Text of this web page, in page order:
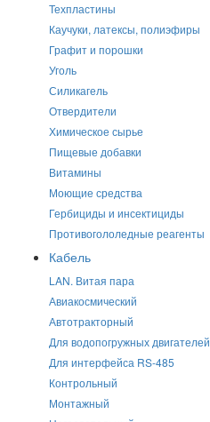
Техпластины
Каучуки, латексы, полиэфиры
Графит и порошки
Уголь
Силикагель
Отвердители
Химическое сырье
Пищевые добавки
Витамины
Моющие средства
Гербициды и инсектициды
Противогололедные реагенты
Кабель
LAN. Витая пара
Авиакосмический
Автотракторный
Для водопогружных двигателей
Для интерфейса RS-485
Контрольный
Монтажный